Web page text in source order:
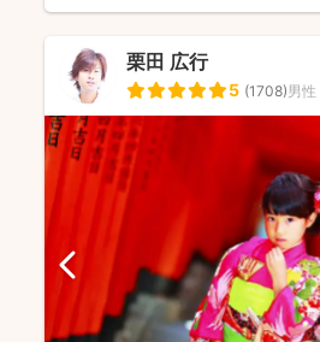
栗田 広行
5 (1708)男性